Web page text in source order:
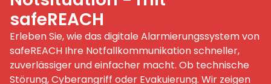
safeREACH
Erleben Sie, wie das digitale Alarmierungssystem von
safeREACH Ihre Notfallkommunikation schneller,
zuverlässiger und einfacher macht. Ob technische
Störung, Cyberangriff oder Evakuierung. Wir zeigen